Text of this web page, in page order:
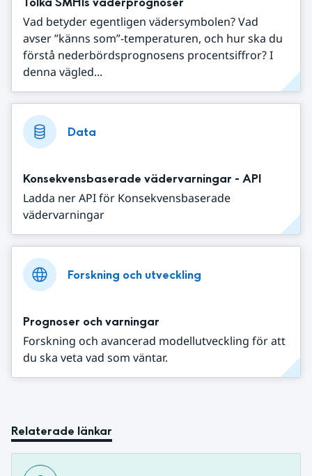
Vad betyder egentligen vädersymbolen? Vad
avser ”känns som”-temperaturen, och hur ska du
förstå nederbördsprognosens procentsiffror? I
denna vägled...
Data
Konsekvensbaserade vädervarningar - API
Ladda ner API för Konsekvensbaserade
vädervarningar
Forskning och utveckling
Prognoser och varningar
Forskning och avancerad modellutveckling för att
du ska veta vad som väntar.
Relaterade länkar